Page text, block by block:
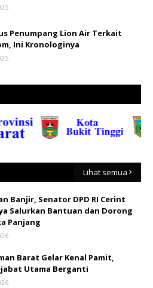
Penumpang Lion Air Terkait
Ini Kronologinya
Lihat semua
Banjir, Senator DPD RI Cerint
Salurkan Bantuan dan Dorong
Panjang
Barat Gelar Kenal Pamit,
Utama Berganti